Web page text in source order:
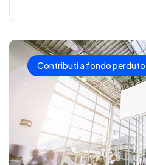
Contributi a fondo perduto